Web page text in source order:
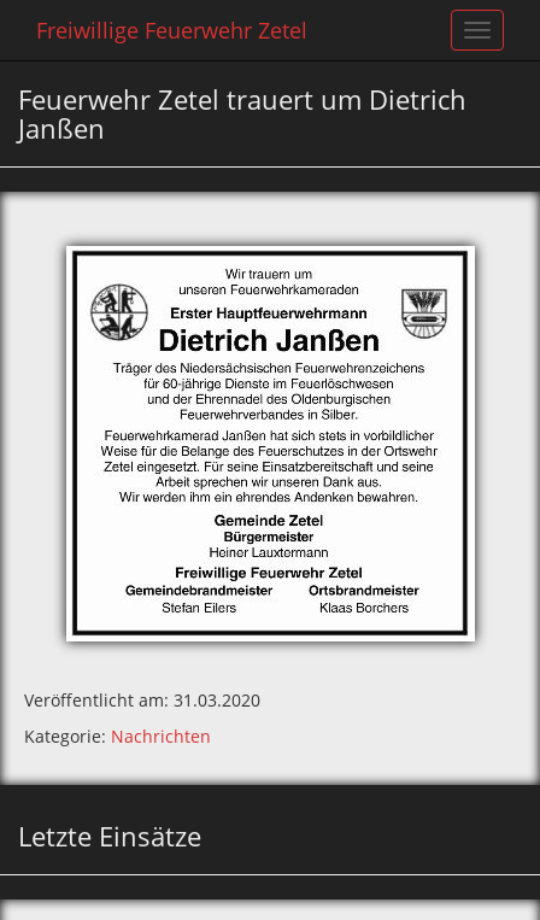
Toggle
Freiwillige Feuerwehr Zetel
Feuerwehr Zetel trauert um Dietrich
Janßen
Veröffentlicht am: 31.03.2020
Kategorie: Nachrichten
Letzte Einsätze